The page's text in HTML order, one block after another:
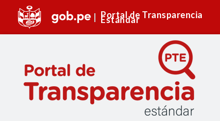
Portal de Transparencia
Estándar